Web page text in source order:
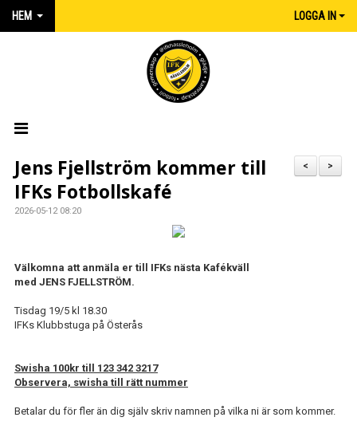
HEM LOGGA IN
HEM
NYHETER
KALENDER
KLUBBSHOP INTERSPORT
IFK GER TILLBAKA
>
<
Jens Fjellström kommer till
IFKs Fotbollskafé
2026-05-12 08:20
Välkomna att anmäla er till IFKs nästa Kafékväll
med JENS FJELLSTRÖM.
Tisdag 19/5 kl 18.30
IFKs Klubbstuga på Österås
Swisha 100kr till 123 342 3217
Observera, swisha till rätt nummer
Betalar du för fler än dig själv skriv namnen på vilka ni är som kommer.